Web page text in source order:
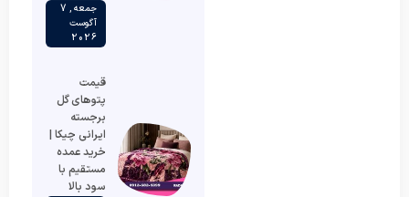
جمعه , 7
آگوست
2026
قیمت
پتوهای گل
برجسته
ایرانی چیکا |
خرید عمده
مستقیم با
سود بالا